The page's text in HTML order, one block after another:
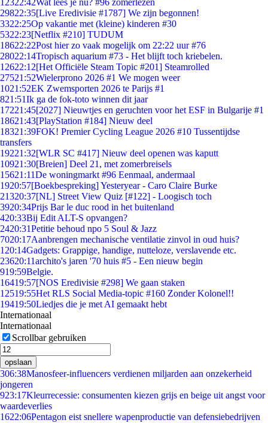
12322:42Wat lees je nu? #96 zomerlezen
29822:35[Live Eredivisie #1787] We zijn begonnen!
3322:25Op vakantie met (kleine) kinderen #30
5322:23[Netflix #210] TUDUM
18622:22Post hier zo vaak mogelijk om 22:22 uur #76
28022:14Tropisch aquarium #73 - Het blijft toch kriebelen.
12622:12[Het Officiële Steam Topic #201] Steamrolled
27521:52Wielerprono 2026 #1 We mogen weer
1021:52EK Zwemsporten 2026 te Parijs #1
821:51Ik ga de fok-toto winnen dit jaar
17221:45[2027] Nieuwtjes en geruchten voor het ESF in Bulgarije #1
18621:43[PlayStation #184] Nieuw deel
18321:39FOK! Premier Cycling League 2026 #10 Tussentijdse
transfers
19221:32[WLR SC #417] Nieuw deel openen was kaputt
10921:30[Breien] Deel 21, met zomerbreisels
15621:11De woningmarkt #96 Eenmaal, andermaal
1920:57[Boekbespreking] Yesteryear - Caro Claire Burke
21320:37[NL] Street View Quiz [#122] - Loogisch toch
3920:34Prijs Bar le duc rood in het buitenland
420:33Bij Edit ALT-S opvangen?
2420:31Petitie behoud npo 5 Soul & Jazz
7020:17Aanbrengen mechanische ventilatie zinvol in oud huis?
1 20:14Gadgets: Grappige, handige, nutteloze, verslavende etc.
23620:11archito's jaren '70 huis #5 - Een nieuw begin
919:59Belgie.
16419:57[NOS Eredivisie #298] We gaan staken
12519:55Het RLS Social Media-topic #160 Zonder Kolonel!!
19419:50Liedjes die je met AI gemaakt hebt
Internationaal
Internationaal
Scrollbar gebruiken
opslaan
306:38Manosfeer-influencers verdienen miljarden aan onzekerheid
jongeren
923:17Kleurrecessie: consumenten kiezen grijs en beige uit angst voor
waardeverlies
1622:06Pentagon eist snellere wapenproductie van defensiebedrijven